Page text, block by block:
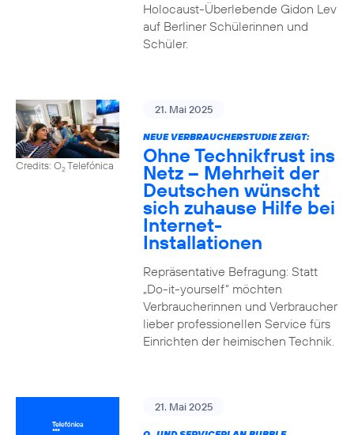
Holocaust-Überlebende Gidon Lev
auf Berliner Schülerinnen und
Schüler.
Credits: O2Telefónica
21. Mai 2025
NEUE VERBRAUCHERSTUDIE ZEIGT:
Ohne Technikfrust ins
Netz – Mehrheit der
Deutschen wünscht
sich zuhause Hilfe bei
Internet-
Installationen
Repräsentative Befragung: Statt
„Do-it-yourself“ möchten
Verbraucherinnen und Verbraucher
lieber professionellen Service fürs
Einrichten der heimischen Technik.
21. Mai 2025